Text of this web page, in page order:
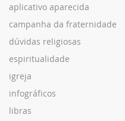
aplicativo aparecida
campanha da fraternidade
dúvidas religiosas
espiritualidade
igreja
infográficos
libras